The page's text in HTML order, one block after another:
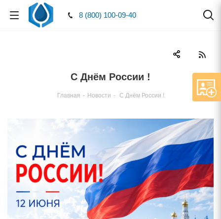
8 (800) 100-09-40
С Днём России !
Главная - Новости - С Днём России !